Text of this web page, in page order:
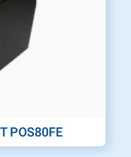
POS80FE